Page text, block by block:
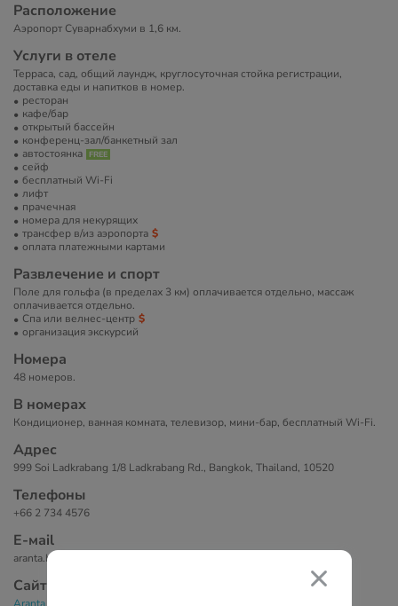
Расположение
Аэропорт Суварнабхуми в 1,6 км.
Услуги в отеле
Терраса, сад, общий лаундж, круглосуточная стойка регистрации,
доставка еды и напитков в номер.
ресторан
кафе/бар
открытый бассейн
конференц-зал/банкетный зал
автостоянка
сейф
бесплатный Wi-Fi
лифт
прачечная
номера для некурящих
трансфер в/из аэропорта
оплата платежными картами
Развлечение и спорт
Поле для гольфа (в пределах 3 км) оплачивается отдельно, массаж
оплачивается отдельно.
Спа или велнес-центр
организация экскурсий
Номера
48 номеров.
В номерах
Кондиционер, ванная комната, телевизор, мини-бар, бесплатный Wi-Fi.
Адрес
999 Soi Ladkrabang 1/8 Ladkrabang Rd., Bangkok, Thailand, 10520
Телефоны
+66 2 734 4576
Е-маil
aranta.bkk@gmail.com
Сайт